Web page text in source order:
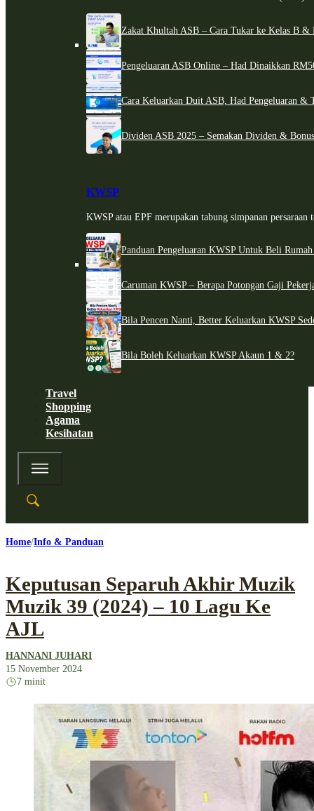
Zakat Khultah ASB – Cara Tukar ke Kelas B &
Pengeluaran ASB Online – Had Dinaikkan
Cara Keluarkan Duit ASB, Had Pengeluaran &
Dividen ASB 2025 – Semakan Dividen &
KWSP
KWSP atau EPF merupakan tabung simpanan persaraan
Panduan Pengeluaran KWSP Untuk Beli
Caruman KWSP – Berapa Potongan Gaji
Bila Pencen Nanti, Better Keluarkan KWSP
Bila Boleh Keluarkan KWSP Akaun 1 & 2?
Travel
Shopping
Agama
Kesihatan
Home Info & Panduan
Keputusan Separuh Akhir Muzik
Muzik 39 (2024) – 10 Lagu Ke
AJL
HANNANI JUHARI
15 November 2024
7 minit